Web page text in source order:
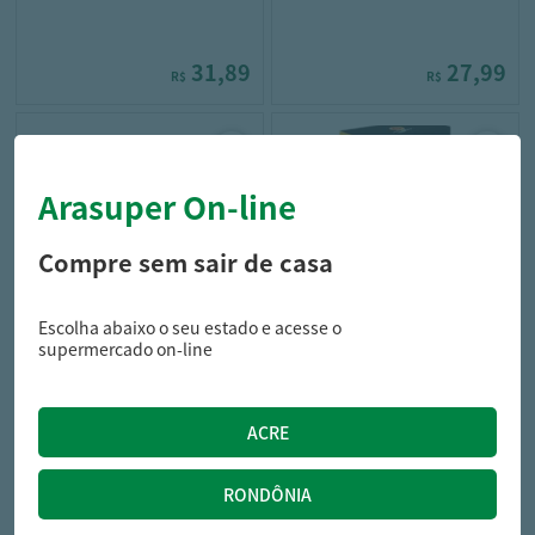
R$ 31,89 R$ 27,99
l'or
CAPPUC L'OR 84G CAPRI CAPRI
27,99
Arasuper On-line
Compre sem sair de casa
Escolha abaixo o seu estado e acesse o
supermercado on-line